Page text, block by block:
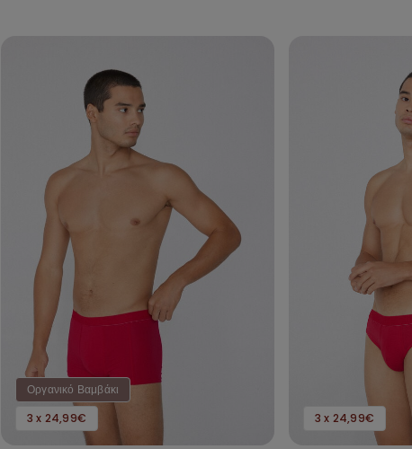
Οργανικό Βαμβάκι
3 x 24,99€
3 x 24,99€